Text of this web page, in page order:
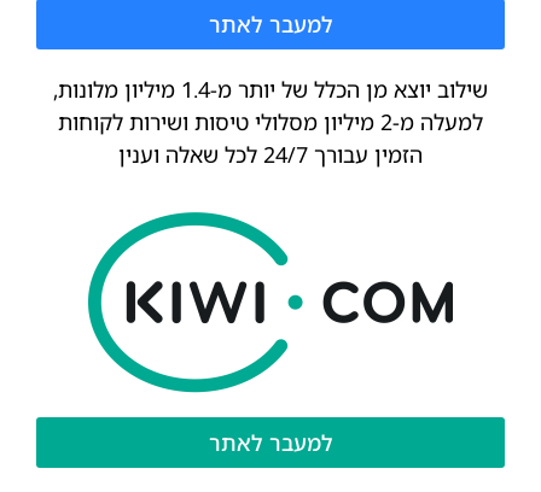
למעבר לאתר
שילוב יוצא מן הכלל של יותר מ-1.4 מיליון מלונות,
למעלה מ-2 מיליון מסלולי טיסות ושירות לקוחות
הזמין עבורך 24/7 לכל שאלה וענין
למעבר לאתר